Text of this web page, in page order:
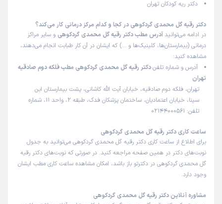
کیان
نوبت مطب از دکترتو
زمان انتظار: 0-15 دقیقه
بسیار دکتر توانمند، خوش برخورد، بامحبتی هستند منشی هم
پیشنهاد میکنم من ۵ تا دکتر عوض کردم برای پسرم ایشون عالی
بود
علت مراجعه: چکاپ ماهیانه
دکتر ریه کودکان تهران
دکتر رقیه گل محمدی گردکوهی در کجا و کدام مرکز درمانی کار می‌کند؟
در ادامه می‌توانید آدرس مطب دکتر رقیه گل محمدی گردکوهی و سایر مراکز
درمانی (بیمارستان‌ها، کلینیک‌ها و …) که ایشان در آن کار طبابت انجام می‌دهند،
مشاهده کنید:
آدرس و شماره تلفندکتر رقیه گل محمدی گردکوهی مطب فلکه دوم صادقیه
تهران
تهران، فلکه دوم صادقیه، خیابان آیت الله کاشانی، پشت بیمارستان ابن
سینا، خیابان اعتمادیان، ساختمان پزشکان فدک، طبقه 2، واحد 11، شماره
تلفن: 02144000561
ساعت کاری دکتر رقیه گل محمدی گردکوهی
برای اطلاع از ساعت کاری دکتر رقیه گل محمدی گردکوهی می‌توانید به جدول
نوبت‌های دکتر در همین صفحه مراجعه کنید. در صورتی که نوبت‌های دکتر رقیه
گل محمدی گردکوهی در دکترتو باز باشد، امکان مشاهده ساعت کاری مطب ایشان
وجود دارد.
مشاوره آنلاین دکتر رقیه گل محمدی گردکوهی